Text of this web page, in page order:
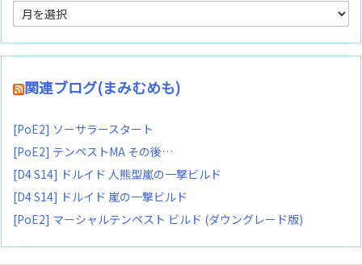
ア
ー
カ
イ
関連ブログ(まみむめも)
[PoE2] ソーサラースタート
[PoE2] テンペストMA その後…
[D4 S14] ドルイド 人熊型嵐の一撃ビルド
[D4 S14] ドルイド 嵐の一撃ビルド
[PoE2] マーシャルテンペスト ビルド (ダウングレード版)